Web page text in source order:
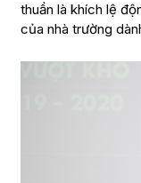
thuần là khích lệ
của nhà trường